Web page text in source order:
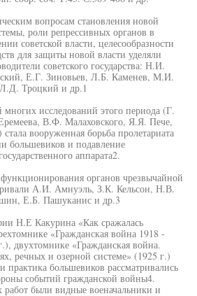
вопросам становления новой
роли репрессивных органов в
советской власти, целесообразности
для защиты новой власти уделяли
советского государства: Н.И.
Е.Г. Зиновьев, Л.Б. Каменев, М.И.
Троцкий и др.1
исследований этого периода (Г.
В.Ф. Малаховского, Я.Я. Пече,
вооруженная борьба пролетариата
большевиков и подавление
аппарата2.
органов чрезвычайной
А.И. Амнуэль, З.К. Кельсон, Н.В.
Е.Б. Пашуканис и др.3
Н.Е Какурина «Как сражалась
«Гражданская война 1918 -
двухтомнике «Гражданская война.
речных и озерной системе» (1925 г.)
практика большевиков рассматривались
событий гражданской войны4.
были видные военачальники и